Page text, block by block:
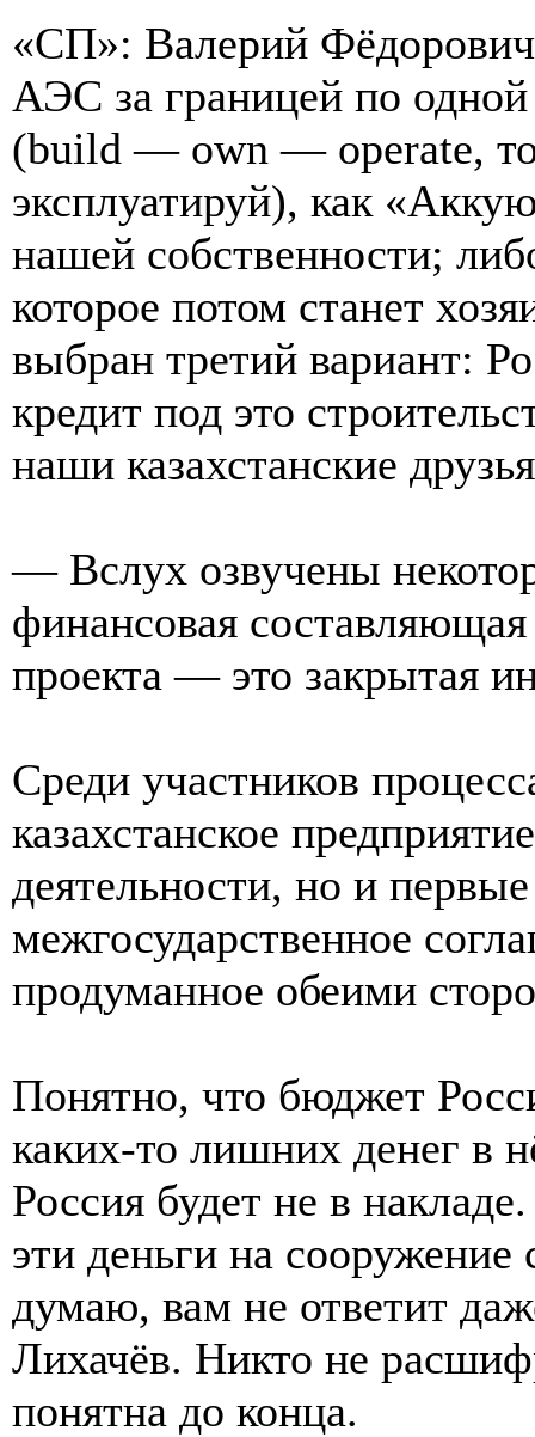
«СП»: Валерий
АЭС за границей по
(build — own — operate,
эксплуатируй), как
нашей собственности;
которое потом станет
выбран третий вариант:
кредит под это
наши казахстанские
— Вслух озвучены
финансовая
проекта — это закрытая
Среди участников
казахстанское
деятельности, но и
межгосударственное
продуманное обеими
Понятно, что бюджет
каких-то лишних денег в
Россия будет не в
эти деньги на
думаю, вам не ответит
Лихачёв. Никто не
понятна до конца.